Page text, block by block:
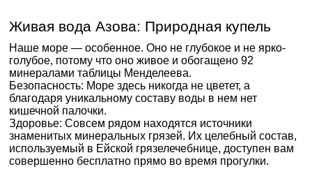
Живая вода Азова: Природная купель
Наше море — особенное. Оно не глубокое и не ярко-
голубое, потому что оно живое и обогащено 92
минералами таблицы Менделеева.
Безопасность: Море здесь никогда не цветет, а
благодаря уникальному составу воды в нем нет
кишечной палочки.
Здоровье: Совсем рядом находятся источники
знаменитых минеральных грязей. Их целебный состав,
используемый в Ейской грязелечебнице, доступен вам
совершенно бесплатно прямо во время прогулки.